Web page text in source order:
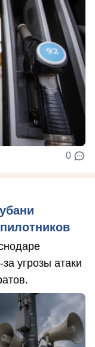
0
угрозы атаки